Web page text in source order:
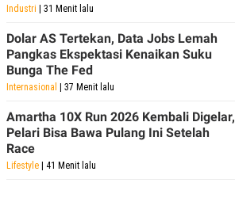
Industri | 31 Menit lalu
Dolar AS Tertekan, Data Jobs Lemah
Pangkas Ekspektasi Kenaikan Suku
Bunga The Fed
Internasional | 37 Menit lalu
Amartha 10X Run 2026 Kembali Digelar,
Pelari Bisa Bawa Pulang Ini Setelah
Race
Lifestyle | 41 Menit lalu